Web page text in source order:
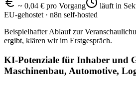
~ 0,04 € pro Vorgang
läuft in
EU-gehostet · n8n self-hosted
Beispielhafter Ablauf zur
ergibt, klären wir im Erstgespräch.
KI-Potenziale für Inhaber und
Maschinenbau, Automotive,